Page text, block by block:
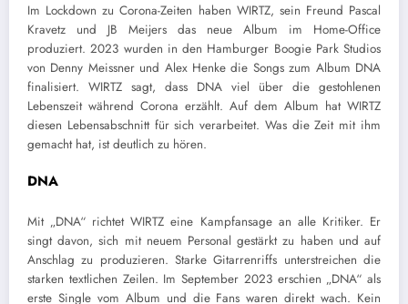
Im Lockdown zu Corona-Zeiten haben WIRTZ, sein Freund Pascal
Kravetz und JB Meijers das neue Album im Home-Office
produziert. 2023 wurden in den Hamburger Boogie Park Studios
von Denny Meissner und Alex Henke die Songs zum Album DNA
finalisiert. WIRTZ sagt, dass DNA viel über die gestohlenen
Lebenszeit während Corona erzählt. Auf dem Album hat WIRTZ
diesen Lebensabschnitt für sich verarbeitet. Was die Zeit mit ihm
gemacht hat, ist deutlich zu hören.
DNA
Mit „DNA“ richtet WIRTZ eine Kampfansage an alle Kritiker. Er
singt davon, sich mit neuem Personal gestärkt zu haben und auf
Anschlag zu produzieren. Starke Gitarrenriffs unterstreichen die
starken textlichen Zeilen. Im September 2023 erschien „DNA“ als
erste Single vom Album und die Fans waren direkt wach. Kein